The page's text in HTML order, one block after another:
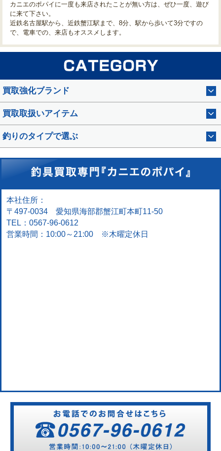
カニエのポパイに一度も来店されたことが無い方は、ぜひ一度、遊び
に来て下さい。
近鉄名古屋駅から、近鉄蟹江駅まで、8分、駅から歩いて3分ですの
で、電車での、来店もオススメします。
買取強化ブランド
買取取扱いアイテム
釣りのタイプで選ぶ
本社住所：
〒497-0034 愛知県海部郡蟹江町本町11-50
TEL：0567-96-0612
営業時間：10:00～21:00 ※木曜定休日